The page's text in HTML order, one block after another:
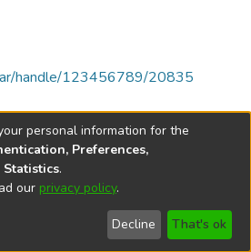
handle/123456789/20835
de septiembre de 2025
Nacional de Córdoba
personal information for the
Preferences,
.
our privacy policy.
Decline That's ok